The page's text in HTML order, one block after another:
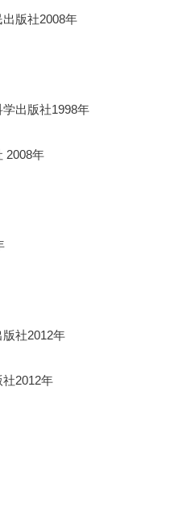
版社2008年
出版社1998年
2008年
社2012年
2012年